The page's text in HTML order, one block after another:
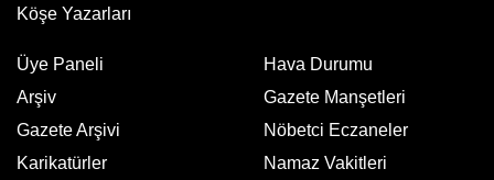
Köşe Yazarları
Üye Paneli
Arşiv
Gazete Arşivi
Karikatürler
Hava Durumu
Gazete Manşetleri
Nöbetci Eczaneler
Namaz Vakitleri